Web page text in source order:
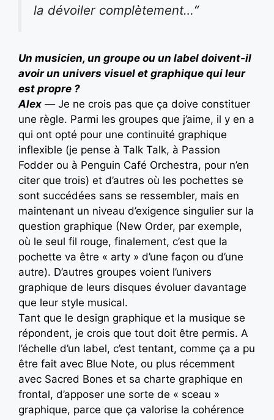
la dévoiler complètement…“
Un musicien, un groupe ou un label doivent-il
avoir un univers visuel et graphique qui leur
est propre ?
Alex —Je ne crois pas que ça doive constituer
une règle. Parmi les groupes que j’aime, il y en a
qui ont opté pour une continuité graphique
inflexible (je pense à Talk Talk, à Passion
Fodder ou à Penguin Café Orchestra, pour n’en
citer que trois) et d’autres où les pochettes se
sont succédées sans se ressembler, mais en
maintenant un niveau d’exigence singulier sur la
question graphique (New Order, par exemple,
où le seul fil rouge, finalement, c’est que la
pochette va être « arty » d’une façon ou d’une
autre). D’autres groupes voient l’univers
graphique de leurs disques évoluer davantage
que leur style musical.
Tant que le design graphique et la musique se
répondent, je crois que tout doit être permis. A
l’échelle d’un label, c’est tentant, comme ça a pu
être fait avec Blue Note, ou plus récemment
avec Sacred Bones et sa charte graphique en
frontal, d’apposer une sorte de « sceau »
graphique, parce que ça valorise la cohérence